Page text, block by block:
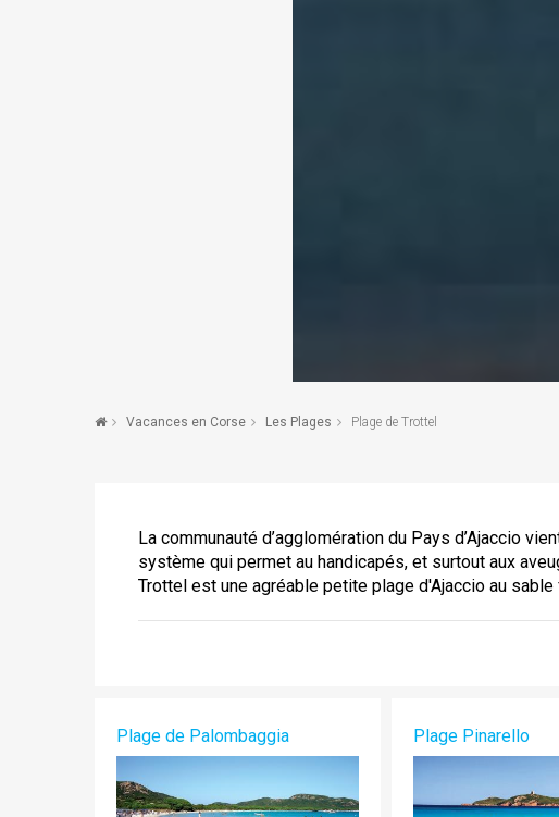
Vacances en Corse Les Plages Plage de Trottel
La communauté d’agglomération du Pays d’Ajaccio
système qui permet au handicapés, et surtout aux
Trottel est une agréable petite plage d'Ajaccio au
Plage de Palombaggia Plage Pinarello